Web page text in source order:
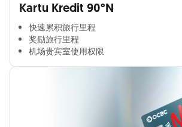
Kartu Kredit 90°N
快速累积旅行里程​
奖励旅行里程​
机场贵宾室使用权限​